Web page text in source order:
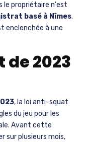
le propriétaire n'est
basé à Nîmes.
enclenchée à une
2023
, la loi anti-squat
du jeu pour les
Avant cette
sur plusieurs mois,